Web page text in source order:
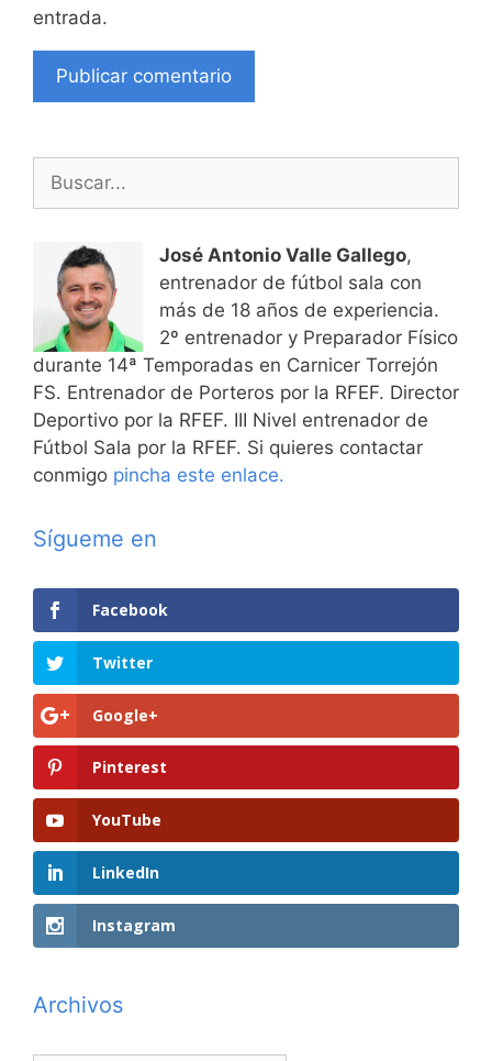
entrada.
Buscar:
José Antonio Valle Gallego,
entrenador de fútbol sala con
más de 18 años de experiencia.
2º entrenador y Preparador Físico
durante 14ª Temporadas en Carnicer Torrejón
FS. Entrenador de Porteros por la RFEF. Director
Deportivo por la RFEF. III Nivel entrenador de
Fútbol Sala por la RFEF. Si quieres contactar
conmigo pincha este enlace.
Sígueme en
Facebook
Twitter
Google+
Pinterest
YouTube
LinkedIn
Instagram
Archivos